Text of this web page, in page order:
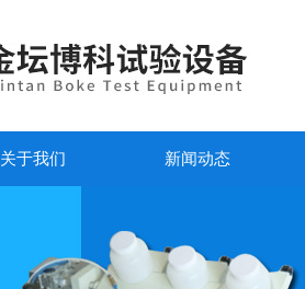
关于我们 新闻动态